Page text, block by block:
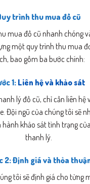
trình thu mua đồ cũ
mua đồ cũ nhanh chóng
một quy trình thu mua
bao gồm ba bước chính:
1: Liên hệ và khảo sát
lý đồ cũ, chỉ cần liên hệ
Đội ngũ của chúng tôi sẽ
khảo sát tình trạng
thanh lý.
2: Định giá và thỏa
tôi sẽ định giá cho từng